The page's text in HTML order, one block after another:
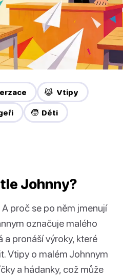
😹 Vtipy
🧒 Děti
Johnny?
A proč se po něm jmenují
označuje malého
a pronáší výroky, které
Vtipy o malém Johnnym
a hádanky, což může